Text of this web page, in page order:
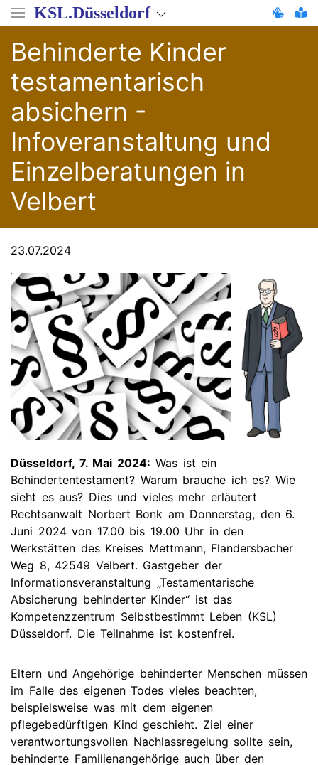
Direkt
zum
Inhalt
KSL.Düsseldorf
Behinderte Kinder
testamentarisch
absichern -
Infoveranstaltung und
Einzelberatungen in
Velbert
23.07.2024
Düsseldorf, 7. Mai 2024: Was ist ein
Behindertentestament? Warum brauche ich es? Wie
sieht es aus? Dies und vieles mehr erläutert
Rechtsanwalt Norbert Bonk am Donnerstag, den 6.
Juni 2024 von 17.00 bis 19.00 Uhr in den
Werkstätten des Kreises Mettmann, Flandersbacher
Weg 8, 42549 Velbert. Gastgeber der
Informationsveranstaltung „Testamentarische
Absicherung behinderter Kinder“ ist das
Kompetenzzentrum Selbstbestimmt Leben (KSL)
Düsseldorf. Die Teilnahme ist kostenfrei.
Eltern und Angehörige behinderter Menschen müssen
im Falle des eigenen Todes vieles beachten,
beispielsweise was mit dem eigenen
pflegebedürftigen Kind geschieht. Ziel einer
verantwortungsvollen Nachlassregelung sollte sein,
behinderte Familienangehörige auch über den